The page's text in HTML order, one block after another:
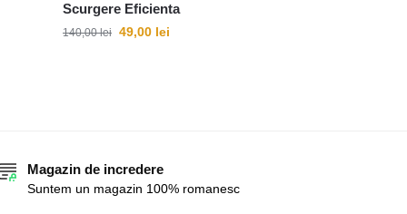
Scurgere Eficienta
140,00lei 49,00 lei
Magazin de incredere
Suntem un magazin 100% romanesc